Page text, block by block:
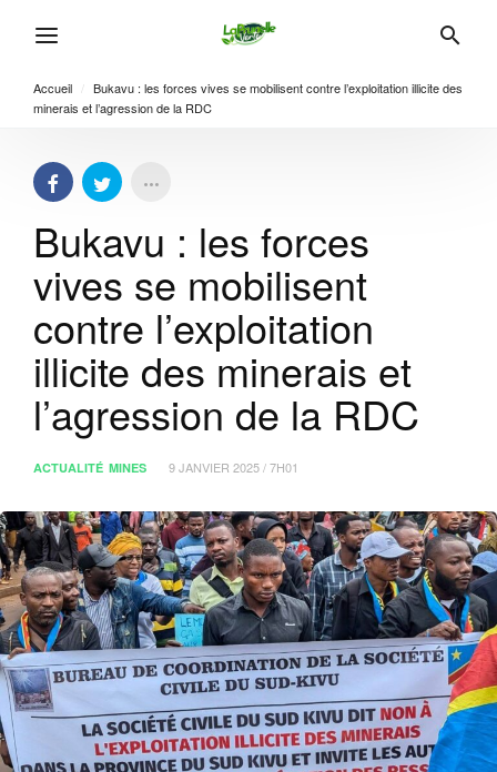
Accueil
Bukavu : les forces vives se mobilisent contre l’exploitation illicite des
minerais et l’agression de la RDC
Bukavu : les forces
vives se mobilisent
contre l’exploitation
illicite des minerais et
l’agression de la RDC
ACTUALITÉ MINES 9 JANVIER 2025 / 7H01